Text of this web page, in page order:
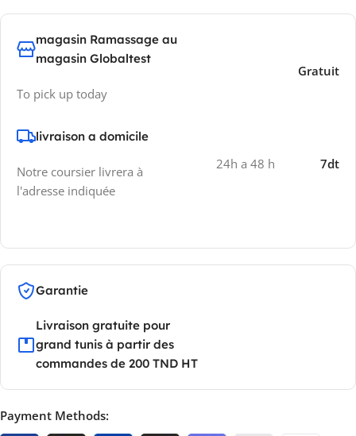
magasin Ramassage au
magasin Globaltest
To pick up today
Gratuit
livraison a domicile
Notre coursier livrera à
l'adresse indiquée
24h a 48 h 7dt
Garantie
Livraison gratuite pour
grand tunis à partir des
commandes de 200 TND HT
Payment Methods: